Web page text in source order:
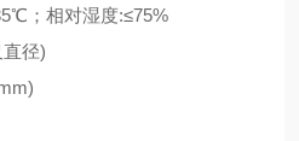
；相对湿度:≤75%
径)